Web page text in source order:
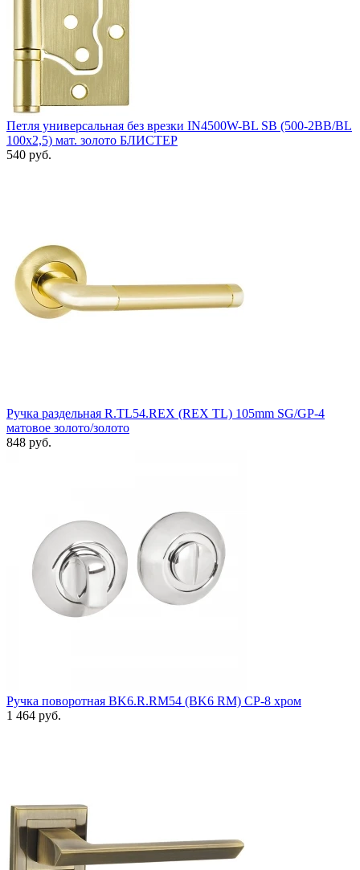
Петля универсальная без врезки IN4500W-BL SB (500-2BB/BL
100x2,5) мат. золото БЛИСТЕР
540 руб.
Ручка раздельная R.TL54.REX (REX TL) 105mm SG/GP-4
матовое золото/золото
848 руб.
Ручка поворотная BK6.R.RM54 (BK6 RM) CP-8 хром
1 464 руб.